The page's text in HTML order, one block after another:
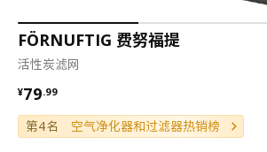
FÖRNUFTIG 费努福提
活性炭滤网
¥79.99
¥ 79.99
第4名 空气净化器和过滤器热销榜